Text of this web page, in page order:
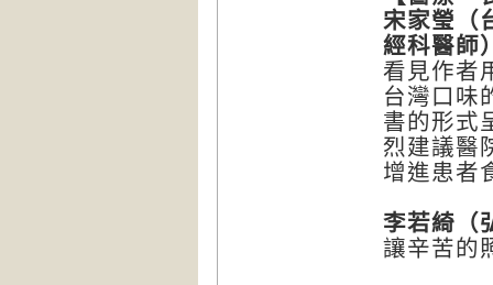
宋家瑩（
經科醫師
看見作者
台灣口味
書的形式
烈建議醫
增進患者
李若綺（
讓辛苦的